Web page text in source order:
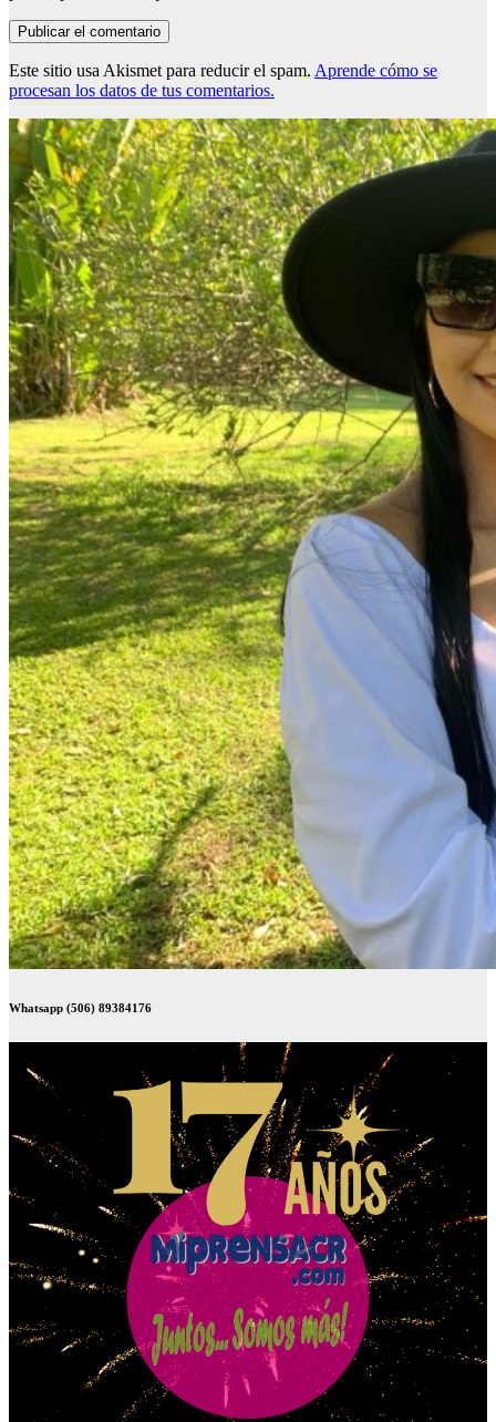
Este sitio usa Akismet para reducir el spam. Aprende cómo se
procesan los datos de tus comentarios.
Whatsapp (506) 89384176